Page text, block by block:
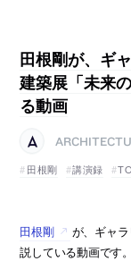
田根剛が、ギ
建築展「未来
る動画
田根剛
講演録
田根剛 が、ギャ
説している動画です。